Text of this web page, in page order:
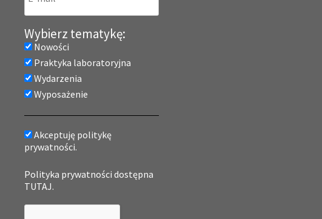
Wybierz tematykę:
Nowości
Praktyka laboratoryjna
Wydarzenia
Wyposażenie
Akceptuję politykę
prywatności.
Polityka prywatności dostępna
TUTAJ.